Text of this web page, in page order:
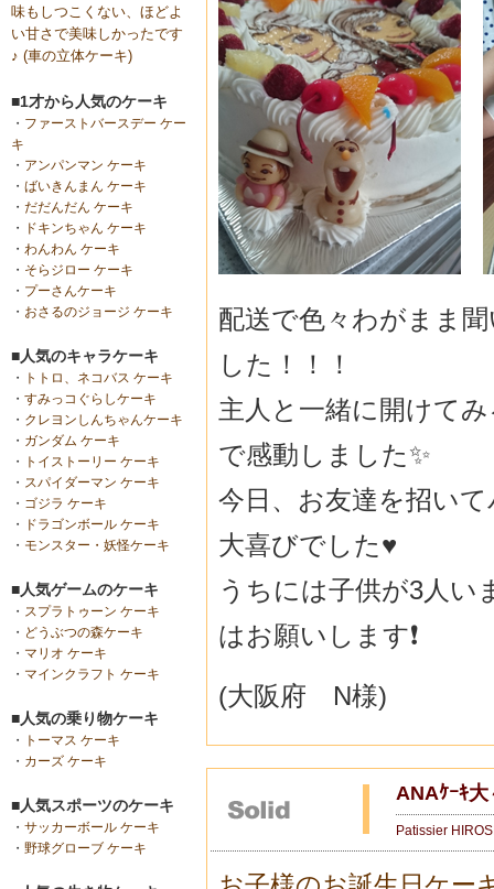
味もしつこくない、ほどよ
い甘さで美味しかったです
♪ (車の立体ケーキ)
■1才から人気のケーキ
・ ファーストバースデー ケー
キ
・ アンパンマン ケーキ
・ ばいきんまん ケーキ
・ だだんだん ケーキ
・
ドキンちゃん ケーキ
・ わんわん ケーキ
・ そらジロー ケーキ
・ プーさんケーキ
・ おさるのジョージ ケーキ
■人気のキャラケーキ
・
トトロ、ネコバス ケーキ
・ すみっコぐらしケーキ
・ クレヨンしんちゃんケーキ
・ ガンダム ケーキ
・
トイストーリー ケーキ
・ スパイダーマン ケーキ
・ ゴジラ ケーキ
・
ドラゴンボール ケーキ
・ モンスター・妖怪ケーキ
■人気ゲームのケーキ
・ スプラトゥーン ケーキ
・ どうぶつの森ケーキ
・ マリオ ケーキ
・ マインクラフト ケーキ
■人気の乗り物ケーキ
・
トーマス ケーキ
・ カーズ ケーキ
■人気スポーツのケーキ
・ サッカーボール ケーキ
・ 野球グローブ ケーキ
配送で色々わがまま
した！！！
主人と一緒に開けて
で感動しました✨
今日、お友達を招い
大喜びでした♥
うちには子供が3人い
はお願いします❗
(大阪府 N様)
ANAｹｰｷ
Patissier